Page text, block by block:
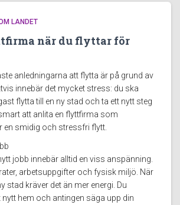
LANDET
när du flyttar för
anledningarna att flytta är på grund av
innebär det mycket stress: du ska
flytta till en ny stad och ta ett nytt steg
att anlita en flyttfirma som
en smidig och stressfri flytt.
jobb innebär alltid en viss anspänning.
arbetsuppgifter och fysisk miljö. När
stad kräver det än mer energi. Du
nytt hem och antingen säga upp din